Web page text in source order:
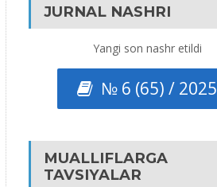
JURNAL NASHRI
Yangi son nashr etildi
№ 6 (65) / 2025
MUALLIFLARGA
TAVSIYALAR